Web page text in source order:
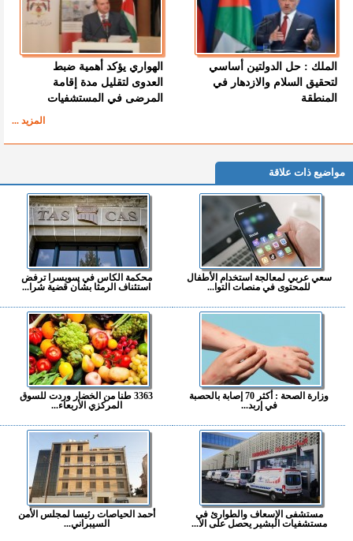
الملك : حل الدولتين أساسي
لتحقيق السلام والازدهار في
المنطقة
الهواري يؤكد أهمية ضبط
العدوى لتقليل مدة إقامة
المرضى في المستشفيات
المزيد ...
مواضيع ذات علاقة
سعي عربي لمعالجة استخدام الأطفال
للمحتوى في منصات التوا...
محكمة الكاس في سويسرا ترفض
استئناف الرمثا بشأن قضية شرا...
وزارة الصحة : أكثر 70 إصابة بالحصبة
في إربد...
3363 طنا من الخضار وردت للسوق
المركزي الأربعاء...
مستشفى الإسعاف والطوارئ في
مستشفيات البشير يحصل على الا...
أحمد الحياصات رئيسا لمجلس الأمن
السيبراني...